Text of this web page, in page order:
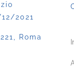
2021
Roma